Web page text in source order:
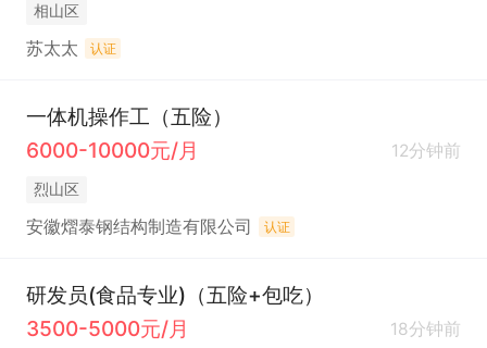
相山区
苏太太 认证
一体机操作工（五险）
6000-10000元/月
12分钟前
烈山区
安徽熠泰钢结构制造有限公司 认证
研发员(食品专业)（五险+包吃）
3500-5000元/月
18分钟前